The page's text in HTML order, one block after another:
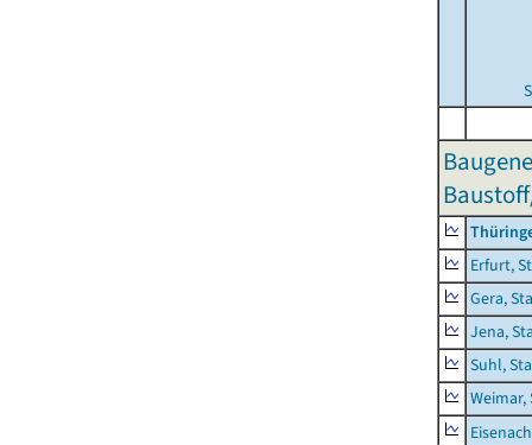
Erfurt,
Gera,
Jena,
Suhl,
Weimar,